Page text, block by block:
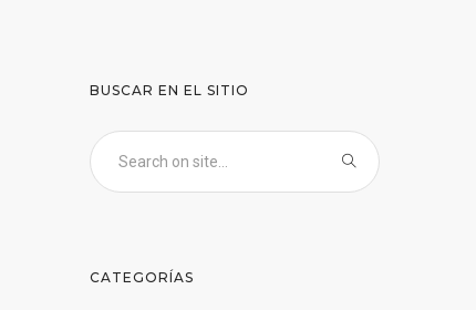
BUSCAR EN EL SITIO
CATEGORÍAS